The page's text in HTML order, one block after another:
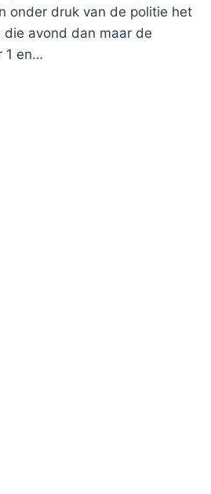
onder druk van de politie het
avond dan maar de
1 en…